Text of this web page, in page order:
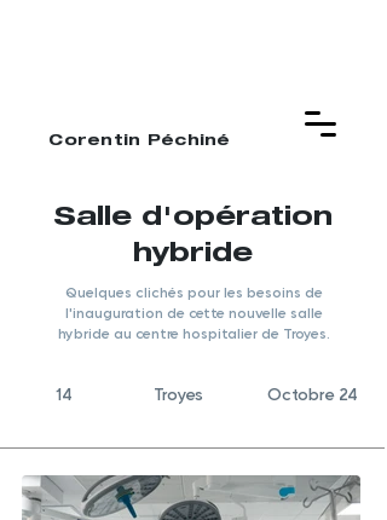
Corentin Péchiné
Salle d'opération
hybride
Quelques clichés pour les besoins de
l'inauguration de cette nouvelle salle
hybride au centre hospitalier de Troyes.
14 Troyes Octobre 24